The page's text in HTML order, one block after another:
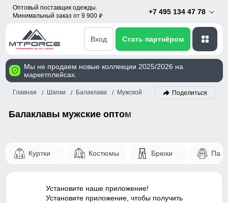
Оптовый поставщик одежды.
Минимальный заказ от 9 900 p
+7 495 134 47 78
Вход Стать партнёром
Мы не продаем новые коллекции 2025/2026 на
маркетплейсах.
Главная Шапки Балаклава Мужской Поделиться
Балаклавы мужские оптом
Куртки Костюмы Брюки
Установите наше приложение!
Установите приложение, чтобы получить